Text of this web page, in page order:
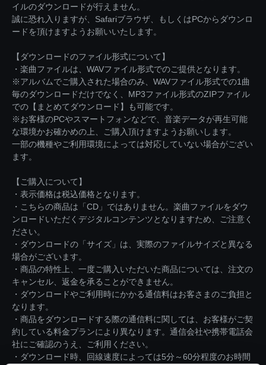
イルのダウンロードが行えません。
誠に恐れ入りますが、Safariブラウザ、もしくはPCからダウンロ
ードを頂けますようお願いいたします。
【ダウンロードのファイル形式について】
・楽曲ファイルは、WAVファイル形式でのご提供となります。
※アルバムでご購入された場合のみ、WAVファイル形式での1曲
毎のダウンロードだけでなく、MP3ファイル形式のZIPファイル
での【まとめてダウンロード】も可能です。
※お客様のPCやスマートフォンなどで、音楽データが再生可能
な環境かお確かめの上、ご購入頂けますようお願いします。
一部の機種やご利用環境によっては対応していない場合がござい
ます。
【ご購入について】
・表示価格は税込価格となります。
・こちらの商品は「CD」ではありません。楽曲ファイルをダウ
ンロードいただくデジタルコンテンツとなりますため、ご注意く
ださい。
・ダウンロードの「サイズ」は、実際のファイルサイズと異なる
場合がございます。
・商品の特性上、一度ご購入いただいた商品については、注文の
キャンセル、返金を承ることができません。
・ダウンロードやご利用時にかかる通信料はお客さまのご負担と
なります。
・商品をダウンロードする際の通信料に関しては、お客様がご契
約している料金プランにより異なります。通信会社や携帯電話会
社にご確認のうえ、ご利用ください。
・ダウンロード時、回線速度によっては5分～60分程度のお時間